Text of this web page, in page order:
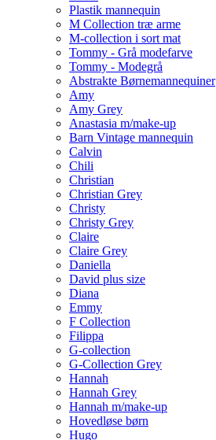
Plastik mannequin
M Collection træ arme
M-collection i sort mat
Tommy - Grå modefarve
Tommy - Modegrå
Abstrakte Børnemannequiner
Amy
Amy Grey
Anastasia m/make-up
Barn Vintage mannequin
Calvin
Chili
Christian
Christian Grey
Christy
Christy Grey
Claire
Claire Grey
Daniella
David plus size
Diana
Emmy
F Collection
Filippa
G-collection
G-Collection Grey
Hannah
Hannah Grey
Hannah m/make-up
Hovedløse børn
Hugo